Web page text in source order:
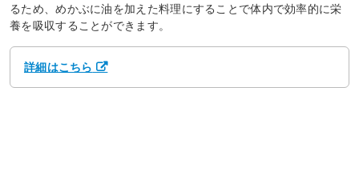
るため、めかぶに油を加えた料理にすることで体内で効率的に栄
養を吸収することができます。
詳細はこちら